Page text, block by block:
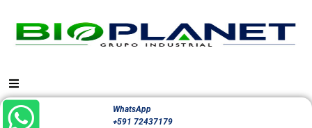
WhatsApp
+591 72437179